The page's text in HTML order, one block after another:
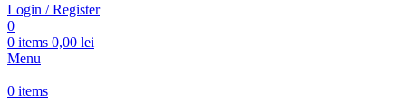
Login / Register
0
0 items 0,00 lei
Menu
0 items